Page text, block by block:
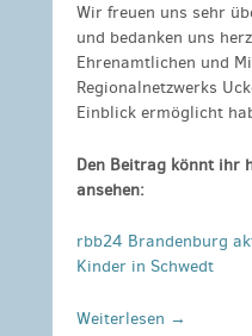
Wir freuen uns sehr
und bedanken uns
Ehrenamtlichen und
Regionalnetzwerks
Einblick ermöglicht
Den Beitrag könnt ihr
ansehen:
rbb24 Brandenburg
Kinder in Schwedt
Weiterlesen →